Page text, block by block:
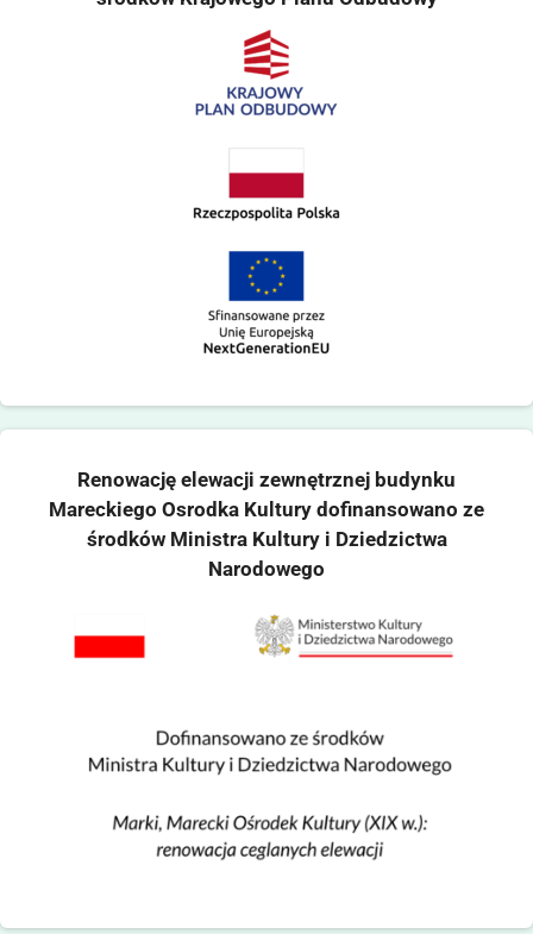
Renowację elewacji zewnętrznej budynku
Mareckiego Osrodka Kultury dofinansowano ze
środków Ministra Kultury i Dziedzictwa
Narodowego